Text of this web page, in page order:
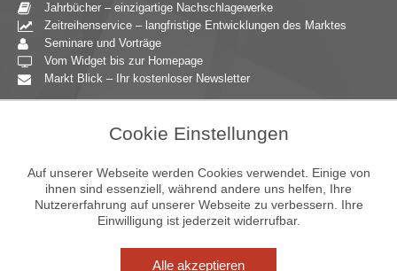
Jahrbücher – einzigartige Nachschlagewerke
Zeitreihenservice – langfristige Entwicklungen des Marktes
Seminare und Vorträge
Vom Widget bis zur Homepage
Markt Blick – Ihr kostenloser Newsletter
Unternehmensberatung
Ernährungsgewerbe
Einzelhandel
Bildung & Wissenschaft
Cookie Einstellungen
Auf unserer Webseite werden Cookies verwendet. Einige von
ihnen sind essenziell, während andere uns helfen, Ihre
Nutzererfahrung auf unserer Webseite zu verbessern. Ihre
Einwilligung ist jederzeit widerrufbar.
Alle akzeptieren